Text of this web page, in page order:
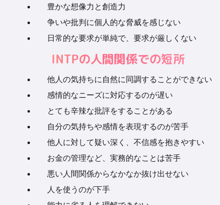
豊かな想像力と創造力
争いや批判に個人的な脅威を感じない
日常的な要求が単純で、要求が厳しくない
INTPの人間関係での短所
他人の気持ちに自然に同調することができない
感情的なニーズに対応するのが遅い
とても辛辣な批評をすることがある
自分の気持ちや感情を表現するのが苦手
他人に対して疑い深く、不信感を抱きやすい
お金の管理など、実務的なことは苦手
悪い人間関係からなかなか抜け出せない
人を使うのが下手